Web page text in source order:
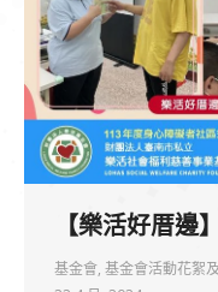
【樂活好厝邊
基金會, 基金會活動花絮